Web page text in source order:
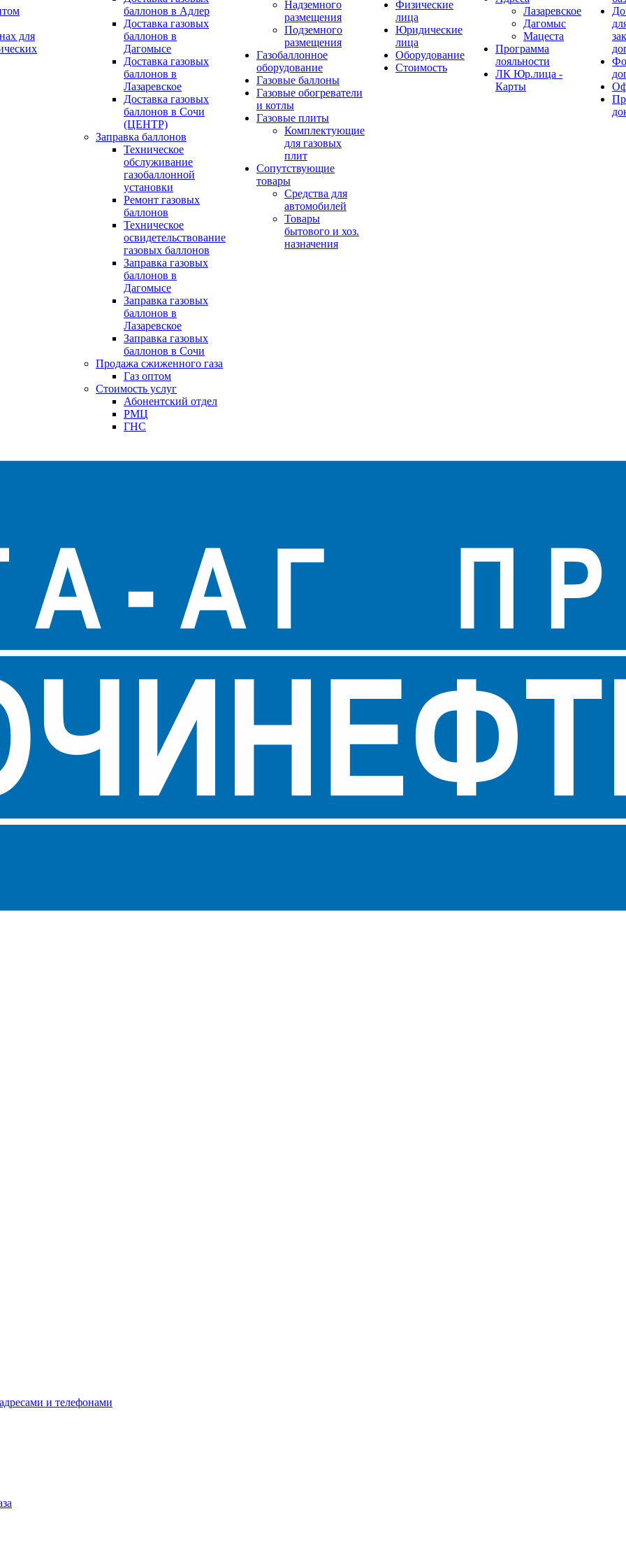
для
баллонов в Адлер
Доставка газовых
баллонов в
Дагомысе
Доставка газовых
баллонов в
Лазаревское
Доставка газовых
баллонов в Сочи
(ЦЕНТР)
Заправка баллонов
Техническое
обслуживание
газобаллонной
установки
Pемонт газовых
баллонов
Техническое
освидетельствование
газовых баллонов
Заправка газовых
баллонов в
Дагомысе
Заправка газовых
баллонов в
Лазаревское
Заправка газовых
баллонов в Сочи
Продажа сжиженного газа
Газ оптом
Стоимость услуг
Абонентский отдел
РМЦ
ГНС
Надземного
размещения
Подземного
размещения
Газобаллонное
оборудование
Газовые баллоны
Газовые обогреватели
и котлы
Газовые плиты
Комплектующие
для газовых
плит
Сопутствующие
товары
Средства для
автомобилей
Товары
бытового и хоз.
назначения
Физические
лица
Юридические
лица
Оборудование
Стоимость
Лазаревское
Дагомыс
Мацеста
Программа
лояльности
ЛК Юр.лица -
Карты
и телефонами